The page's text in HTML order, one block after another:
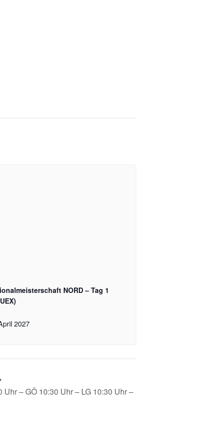
NORD – Tag 1
2027
– GÖ 10:30 Uhr – LG 10:30 Uhr –